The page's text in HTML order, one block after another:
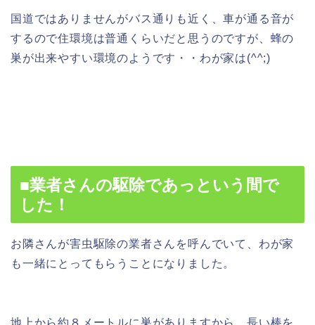
国道ではありませんがバス通りも近く、車が通る音が
するので住環境は普通くらいだと思うのですが、蜂の
巣が出来やすい環境のようです・・わが家は(^^;)
■業者さんの駆除であっという間で
した！
お隣さんが害虫駆除の業者さんを呼んでいて、わが家
も一緒にとってもらうことになりました。
地上から約８メートルに巣がありますから、長い棒を